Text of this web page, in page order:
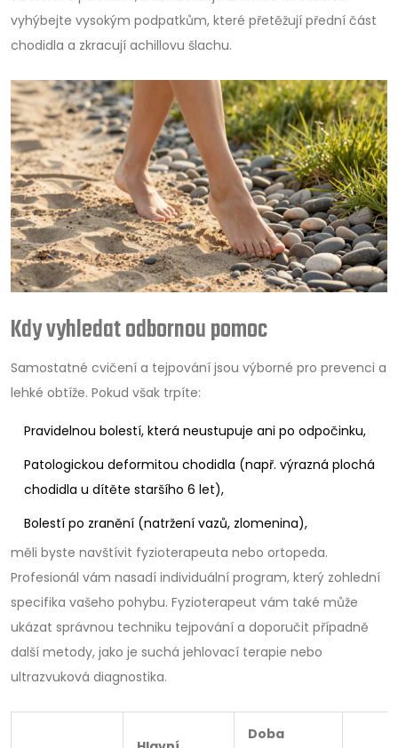
vyhýbejte vysokým podpatkům, které přetěžují přední část
chodidla a zkracují achillovu šlachu.
Kdy vyhledat odbornou pomoc
Samostatné cvičení a tejpování jsou výborné pro prevenci a
lehké obtíže. Pokud však trpíte:
Pravidelnou bolestí, která neustupuje ani po odpočinku,
Patologickou deformitou chodidla (např. výrazná plochá
chodidla u dítěte staršího 6 let),
Bolestí po zranění (natržení vazů, zlomenina),
měli byste navštívit fyzioterapeuta nebo ortopeda.
Profesionál vám nasadí individuální program, který zohlední
specifika vašeho pohybu. Fyzioterapeut vám také může
ukázat správnou techniku tejpování a doporučit případně
další metody, jako je suchá jehlovací terapie nebo
ultrazvuková diagnostika.
Doba